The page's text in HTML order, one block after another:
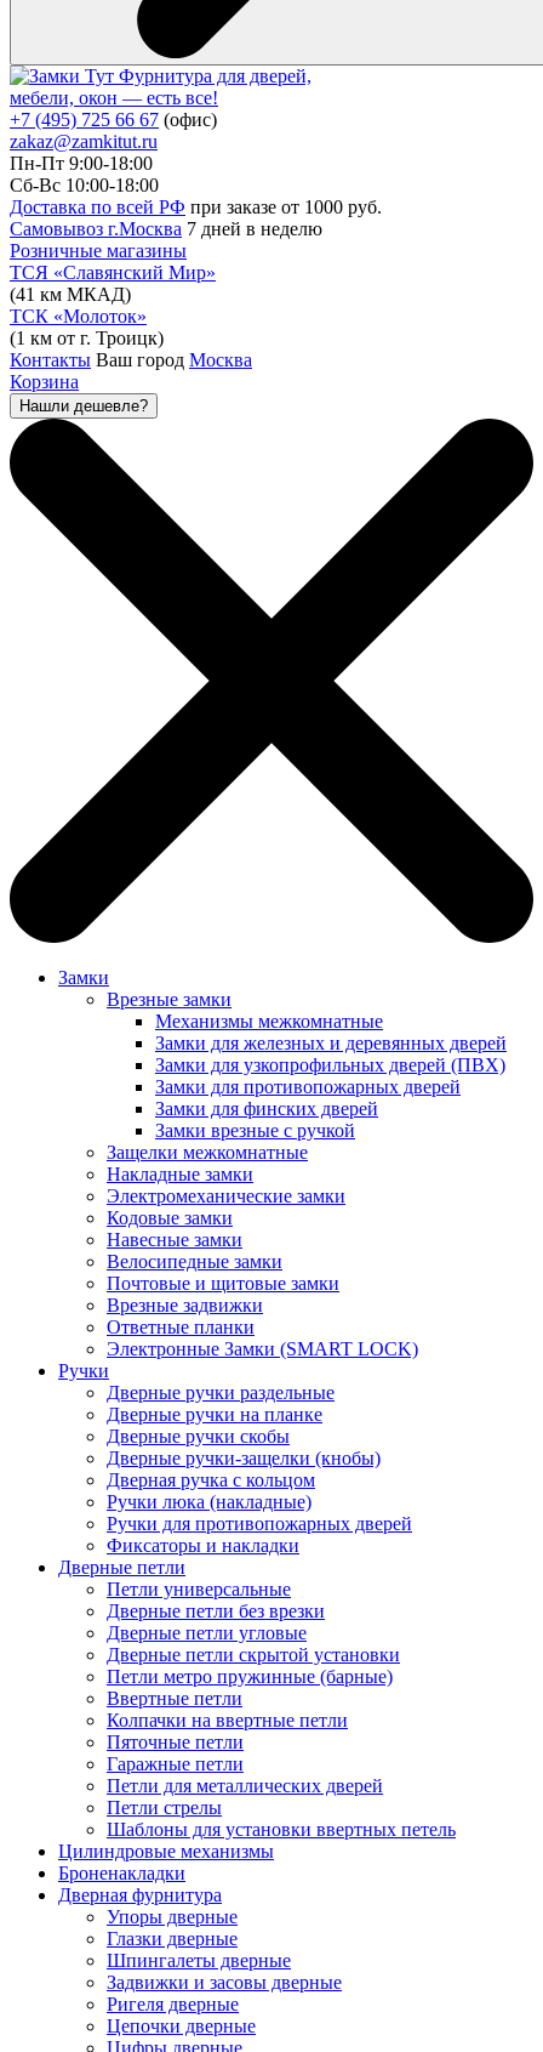
Фурнитура для дверей,
мебели, окон — есть все!
+7 (495) 725 66 67 (офис)
zakaz@zamkitut.ru
Пн-Пт 9:00-18:00
Сб-Вс 10:00-18:00
Доставка по всей РФ при заказе от 1000 руб.
Самовывоз г.Москва 7 дней в неделю
Розничные магазины
ТСЯ «Славянский Мир»
(41 км МКАД)
ТСК «Молоток»
(1 км от г. Троицк)
Контакты Ваш город Москва
Корзина
Нашли дешевле?
Замки
Врезные замки
Механизмы межкомнатные
Замки для железных и деревянных дверей
Замки для узкопрофильных дверей (ПВХ)
Замки для противопожарных дверей
Замки для финских дверей
Замки врезные с ручкой
Защелки межкомнатные
Накладные замки
Электромеханические замки
Кодовые замки
Навесные замки
Велосипедные замки
Почтовые и щитовые замки
Врезные задвижки
Ответные планки
Электронные Замки (SMART LOCK)
Ручки
Дверные ручки раздельные
Дверные ручки на планке
Дверные ручки скобы
Дверные ручки-защелки (кнобы)
Дверная ручка с кольцом
Ручки люка (накладные)
Ручки для противопожарных дверей
Фиксаторы и накладки
Дверные петли
Петли универсальные
Дверные петли без врезки
Дверные петли угловые
Дверные петли скрытой установки
Петли метро пружинные (барные)
Ввертные петли
Колпачки на ввертные петли
Пяточные петли
Гаражные петли
Петли для металлических дверей
Петли стрелы
Шаблоны для установки ввертных петель
Цилиндровые механизмы
Броненакладки
Дверная фурнитура
Упоры дверные
Глазки дверные
Шпингалеты дверные
Задвижки и засовы дверные
Ригеля дверные
Цепочки дверные
Цифры дверные